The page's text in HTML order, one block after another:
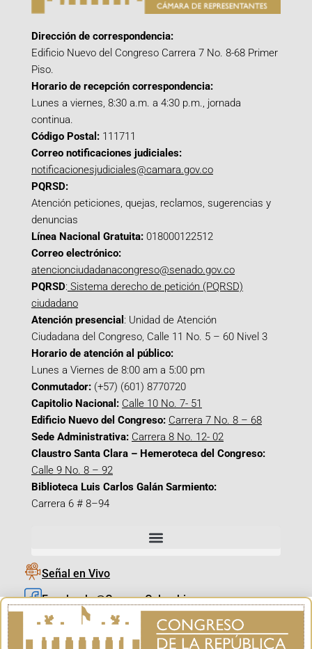
Dirección de correspondencia:
Edificio Nuevo del Congreso Carrera 7 No. 8-68 Primer
Piso.
Horario de recepción correspondencia:
Lunes a viernes, 8:30 a.m. a 4:30 p.m., jornada
continua.
Código Postal: 111711
Correo notificaciones judiciales:
notificacionesjudiciales@camara.gov.co
PQRSD:
Atención peticiones, quejas, reclamos, sugerencias y
denuncias
Línea Nacional Gratuita: 018000122512
Correo electrónico:
atencionciudadanacongreso@senado.gov.co
PQRSD: Sistema derecho de petición (PQRSD)
ciudadano
Atención presencial : Unidad de Atención
Ciudadana del Congreso, Calle 11 No. 5 – 60 Nivel 3
Horario de atención al público:
Lunes a Viernes de 8:00 am a 5:00 pm
Conmutador: (+57) (601) 8770720
Capitolio Nacional: Calle 10 No. 7- 51
Edificio Nuevo del Congreso: Carrera 7 No. 8 – 68
Sede Administrativa: Carrera 8 No. 12- 02
Claustro Santa Clara – Hemeroteca del Congreso:
Calle 9 No. 8 – 92
Biblioteca Luis Carlos Galán Sarmiento:
Carrera 6 # 8–94
Señal en Vivo
Facebook_@CamaraColombia
Instagram_@CamaraColombia